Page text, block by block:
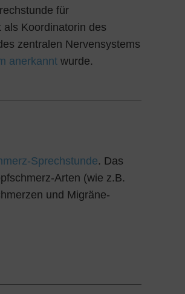
für
als Koordinatorin des
zentralen Nervensystems
anerkannt wurde.
Sprechstunde. Das
Arten (wie z.B.
und Migräne-